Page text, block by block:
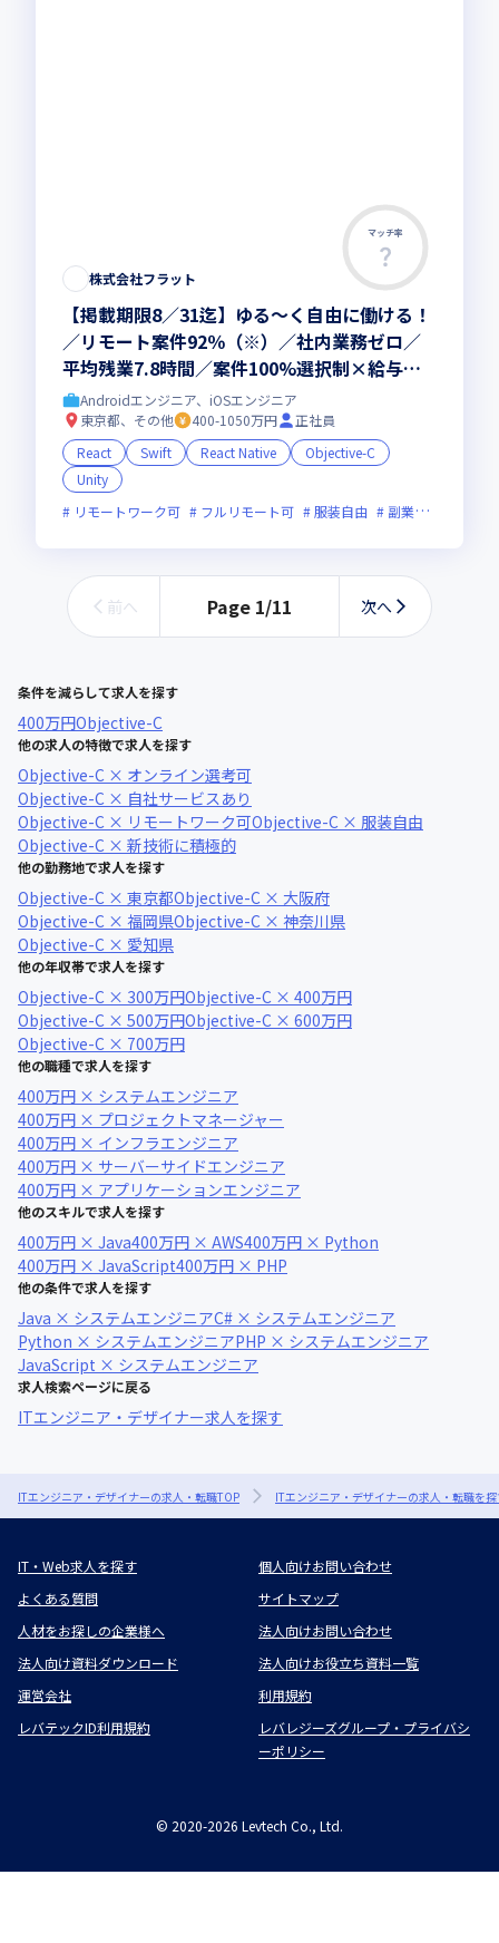
マッチ率
株式会社フラット
【掲載期限8／31迄】ゆる～く自由に働ける！
／リモート案件92％（※）／社内業務ゼロ／
平均残業7.8時間／案件100%選択制×給与は
完全単価制／単価も制度も100％開示（※いず
れも、2025年12月時点）
Androidエンジニア、iOSエンジニア
東京都、その他
400-1050万円
正社員
React
Swift React Native
Objective-C
Unity
リモートワーク可
フルリモート可 服装自由 副業可
前へ Page 1/11 次へ
条件を減らして求人を探す
400万円Objective-C
他の求人の特徴で求人を探す
Objective-C × オンライン選考可
Objective-C × 自社サービスあり
Objective-C × リモートワーク可Objective-C × 服装自由
Objective-C × 新技術に積極的
他の勤務地で求人を探す
Objective-C × 東京都Objective-C × 大阪府
Objective-C × 福岡県Objective-C × 神奈川県
Objective-C × 愛知県
他の年収帯で求人を探す
Objective-C × 300万円Objective-C × 400万円
Objective-C × 500万円Objective-C × 600万円
Objective-C × 700万円
他の職種で求人を探す
400万円 × システムエンジニア
400万円 × プロジェクトマネージャー
400万円 × インフラエンジニア
400万円 × サーバーサイドエンジニア
400万円 × アプリケーションエンジニア
他のスキルで求人を探す
400万円 × Java400万円 × AWS400万円 × Python
400万円 × JavaScript400万円 × PHP
他の条件で求人を探す
Java × システムエンジニアC# × システムエンジニア
Python × システムエンジニアPHP × システムエンジニア
JavaScript × システムエンジニア
求人検索ページに戻る
ITエンジニア・デザイナー求人を探す
ITエンジニア・デザイナーの求人・転職TOP ITエンジニア・デザイナーの求人・転職を
IT・Web求人を探す
個人向けお問い合わせ
よくある質問
サイトマップ
人材をお探しの企業様へ
法人向けお問い合わせ
法人向け資料ダウンロード
法人向けお役立ち資料一覧
運営会社
利用規約
レバテックID利用規約
レバレジーズグループ・プライバシ
ーポリシー
© 2020-2026 Levtech Co., Ltd.